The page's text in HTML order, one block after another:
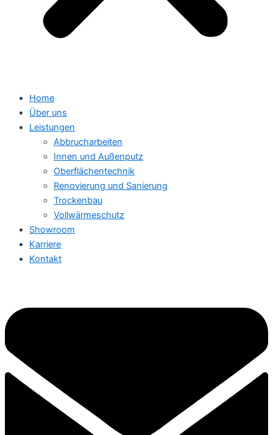
Home
Über uns
Leistungen
Abbrucharbeiten
Innen und Außenputz
Oberflächentechnik
Renovierung und Sanierung
Trockenbau
Vollwärmeschutz
Showroom
Karriere
Kontakt